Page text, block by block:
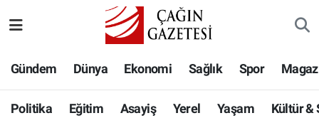
Gündem Dünya Ekonomi Sağlık Spor
Politika Eğitim Asayiş Yerel Yaşam Kültür &
Eğitim
Hava Durumu